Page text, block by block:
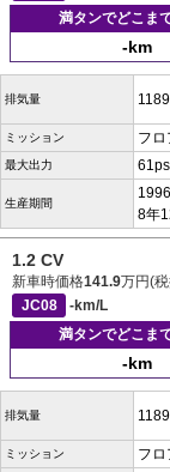
満タンでどこま
-km
排気量
ミッション フロ
最大出力
生産期間
8年
1.2 CV
新車時価格141.9万円(
JC08
-km/L
満タンでどこま
-km
排気量
ミッション フロ